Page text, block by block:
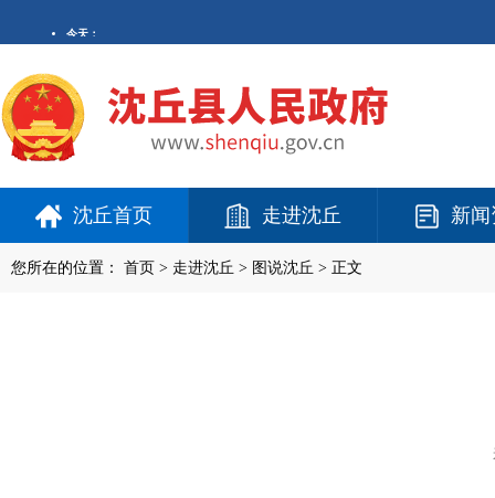
沈丘首页 走进沈丘 新
您所在的位置： 首页 > 走进沈丘 > 图说沈丘 > 正文